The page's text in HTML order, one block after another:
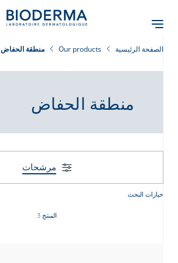
content
الصفحة الرئيسية Our products منطقة الحفاض
منطقة الحفاض
مرشحات
خيارات البحث
المنتج 3